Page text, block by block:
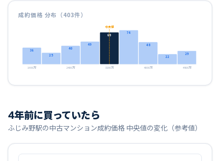
成約価格 分布（403件）
36
25
40
49
69
74
48
22
29
1600万 2400万 3200万 4000万 4800万
中央値
4年前に買っていたら
ふじみ野駅の中古マンション成約価格 中央値の変化（参考値）